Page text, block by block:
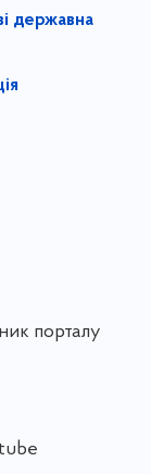
державна
порталу